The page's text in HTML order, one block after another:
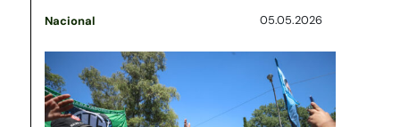
Nacional 05.05.2026